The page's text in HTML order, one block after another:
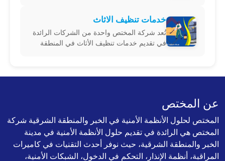
الدمام، الأحساء، حفر الباطن، الجبيل، القطيف،
الخبر، الخفجي، رأس تنورة، النعيرية، قرية
العليا، والعديد. تسعى الشركة لتقديم أعلى
مستوى من
خدمات تنظيف الاثاث
تُعد شركة المختص واحدة من الشركات الرائدة
في تقديم خدمات تنظيف الأثاث في المنطقة
الباطن، الجبيل، القطيف، الخبر، الخفجي، رأس
عن المختص
المختص لحلول الأنظمة الأمنية في الخبر والمنطقة الشرقية شركة
المختص هي الرائدة في تقديم حلول الأنظمة الأمنية في مدينة
الخبر والمنطقة الشرقية، حيث نوفر أحدث التقنيات في كاميرات
المراقبة، أنظمة الإنذار، التحكم في الدخول، الشبكات الأمنية،